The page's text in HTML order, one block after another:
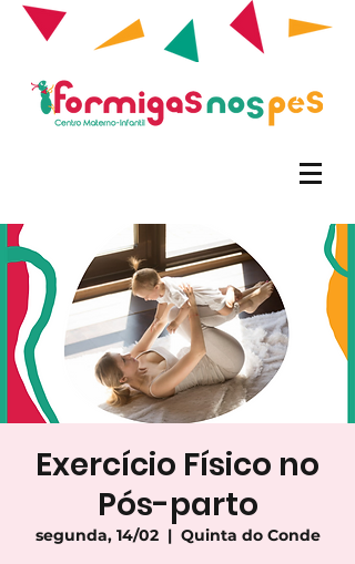
Exercício Físico no
Pós-parto
segunda, 14/02
  |
Quinta do Conde